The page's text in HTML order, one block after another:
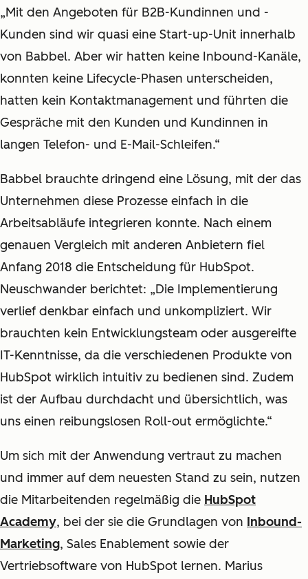
„Mit den Angeboten für B2B-Kundinnen und -
Kunden sind wir quasi eine Start-up-Unit innerhalb
von Babbel. Aber wir hatten keine Inbound-Kanäle,
konnten keine Lifecycle-Phasen unterscheiden,
hatten kein Kontaktmanagement und führten die
Gespräche mit den Kunden und Kundinnen in
langen Telefon- und E-Mail-Schleifen.“
Babbel brauchte dringend eine Lösung, mit der das
Unternehmen diese Prozesse einfach in die
Arbeitsabläufe integrieren konnte. Nach einem
genauen Vergleich mit anderen Anbietern fiel
Anfang 2018 die Entscheidung für HubSpot.
Neuschwander berichtet: „Die Implementierung
verlief denkbar einfach und unkompliziert. Wir
brauchten kein Entwicklungsteam oder ausgereifte
IT-Kenntnisse, da die verschiedenen Produkte von
HubSpot wirklich intuitiv zu bedienen sind. Zudem
ist der Aufbau durchdacht und übersichtlich, was
uns einen reibungslosen Roll-out ermöglichte.“
Um sich mit der Anwendung vertraut zu machen
und immer auf dem neuesten Stand zu sein, nutzen
die Mitarbeitenden regelmäßig die HubSpot
Academy, bei der sie die Grundlagen von Inbound-
Marketing, Sales Enablement sowie der
Vertriebsoftware von HubSpot lernen. Marius